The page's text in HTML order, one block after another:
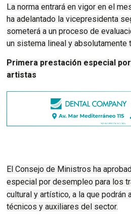
La norma entrará en vigor en el
ha adelantado la vicepresidenta
someterá a un proceso de
un sistema lineal y absolutamente
Primera prestación especial
artistas
El Consejo de Ministros ha
especial por desempleo para los
cultural y artístico, a la que podrán
técnicos y auxiliares del sector.